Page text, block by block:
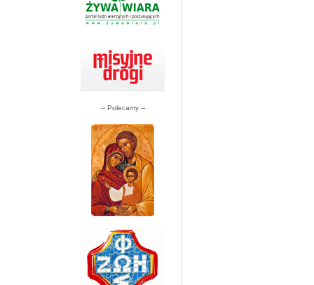
-- Polecamy --